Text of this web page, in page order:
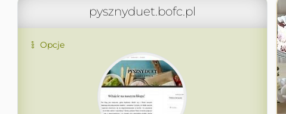
pysznyduet.bofc.pl
Opcje